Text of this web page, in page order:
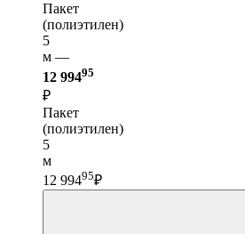
Пакет
(полиэтилен)
5
м —
12 99495
₽
Пакет
(полиэтилен)
5
м
12 99495₽